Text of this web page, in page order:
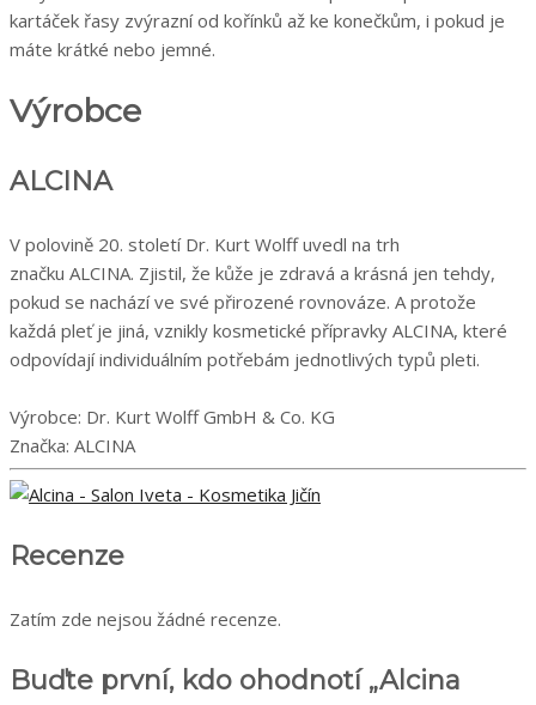
kartáček řasy zvýrazní od kořínků až ke konečkům, i pokud je
máte krátké nebo jemné.
Výrobce
ALCINA
V polovině 20. století Dr. Kurt Wolff uvedl na trh
značku ALCINA. Zjistil, že kůže je zdravá a krásná jen tehdy,
pokud se nachází ve své přirozené rovnováze. A protože
každá pleť je jiná, vznikly kosmetické přípravky ALCINA, které
odpovídají individuálním potřebám jednotlivých typů pleti.
Výrobce: Dr. Kurt Wolff GmbH & Co. KG
Značka: ALCINA
Recenze
Zatím zde nejsou žádné recenze.
Buďte první, kdo ohodnotí „Alcina